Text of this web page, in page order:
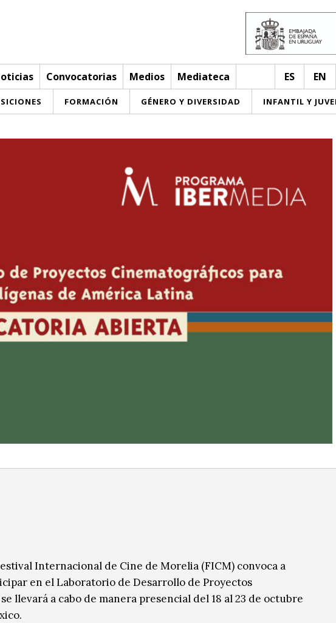
Convocatorias Medios Mediateca ES EN
FORMACIÓN GÉNERO Y DIVERSIDAD INFANTIL Y
Internacional de Cine de Morelia (FICM) convoca a
en el Laboratorio de Desarrollo de Proyectos
llevará a cabo de manera presencial del 18 al 23 de octubre